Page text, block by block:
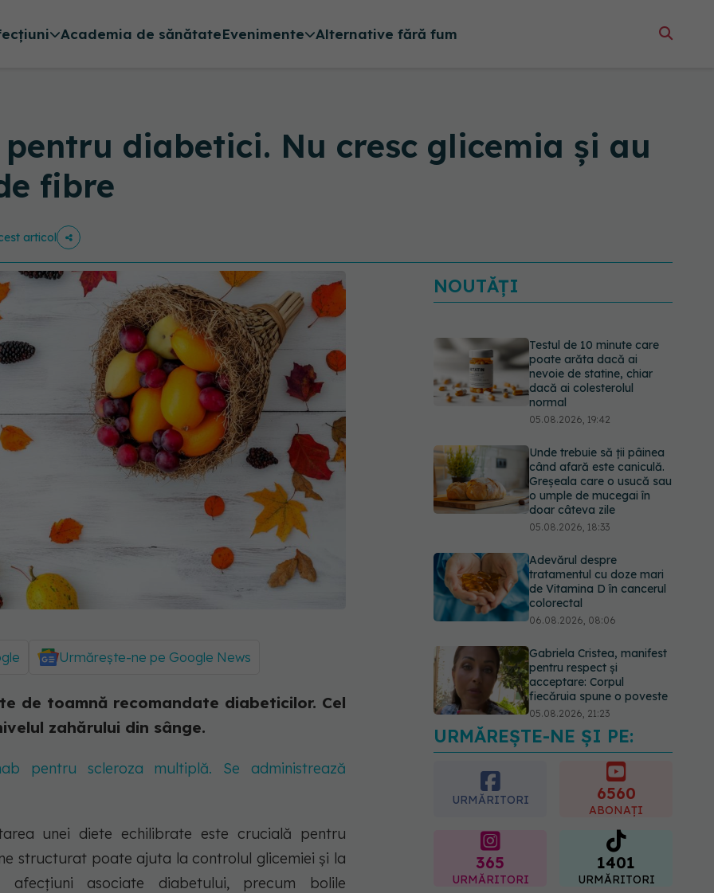
Academia de sănătateEvenimente Alternative fără fum
diabetici. Nu cresc glicemia și au
fibre
articol
Urmărește-ne pe Google News
de toamnă recomandate diabeticilor. Cel
zahărului din sânge.
pentru scleroza multiplă. Se administrează
unei diete echilibrate este crucială pentru
structurat poate ajuta la controlul glicemiei și la
asociate diabetului, precum bolile
NOUTĂȚI
Testul de 10 minute care
poate arăta dacă ai
nevoie de statine, chiar
dacă ai colesterolul
normal
05.08.2026, 19:42
Unde trebuie să ții pâinea
când afară este caniculă.
Greșeala care o usucă sau
o umple de mucegai în
doar câteva zile
05.08.2026, 18:33
Adevărul despre
tratamentul cu doze mari
de Vitamina D în cancerul
colorectal
06.08.2026, 08:06
Gabriela Cristea, manifest
pentru respect și
acceptare: Corpul
fiecăruia spune o poveste
05.08.2026, 21:23
Prof. dr. Valeriu Gheorghiță
intră în Board-ul Editorial
al revistei Scientific
Reports, din Nature
05.08.2026, 21:09
URMĂREȘTE-NE ȘI PE:
URMĂRITORI 6560
ABONAȚI
365
URMĂRITORI
1401
URMĂRITORI